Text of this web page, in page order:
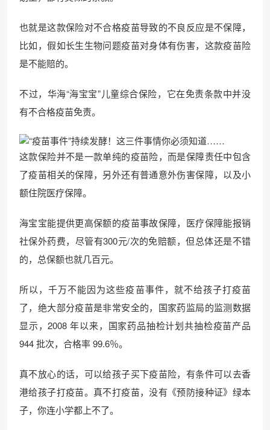
也就是这款保险对不合格疫苗导致的不良反应是不保障，
比如，假如长生生物问题疫苗对身体有伤害，这款疫苗险
是不能赔的。
不过，华海“海宝宝”儿童综合保险，它在免责条款中并没
有不合格疫苗免责。
这款保险并不是一款单纯的疫苗险，而是保障责任中包含
了疫苗相关的保障，另外还有普通意外伤害保障，以及小
额住院医疗保障。
海宝宝能提供更高保额的疫苗事故保障，医疗保障能报销
社保外药费，尽管有300元/次的免赔额，但总体还是不错
的，总保额也就几百元。
所以，千万不能因为这些疫苗事件，就不给孩子打疫苗
了，绝大部分疫苗是非常安全的，国家药监局的监测数据
显示，2008 年以来，国家药品抽检计划共抽检疫苗产品
944 批次，合格率 99.6％。
真不放心的话，可以给孩子买下疫苗险，有条件可以去香
港给孩子打疫苗。真不打疫苗，没有《预防接种证》绿本
子，你连小学都上不了。